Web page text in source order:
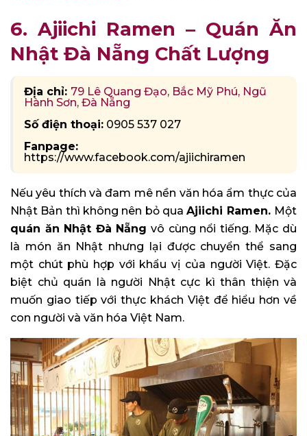
6. Ajiichi Ramen – Quán Ăn
Nhật Đà Nẵng Chất Lượng
Địa chỉ: 79 Lê Quang Đạo, Bắc Mỹ Phú, Ngũ
Hành Sơn, Đà Nẵng
Số điện thoại: 0905 537 027
Fanpage:
https://www.facebook.com/ajiichiramen
Nếu yêu thích và đam mê nền văn hóa ẩm thực của
Nhật Bản thì không nên bỏ quaAjiichi Ramen. Một
quán ăn Nhật Đà Nẵng vô cùng nổi tiếng. Mặc dù
là món ăn Nhật nhưng lại được chuyển thể sang
một chút phù hợp với khẩu vị của người Việt. Đặc
biệt chủ quán là người Nhật cực kì thân thiện và
muốn giao tiếp với thực khách Việt để hiểu hơn về
con người và văn hóa Việt Nam.